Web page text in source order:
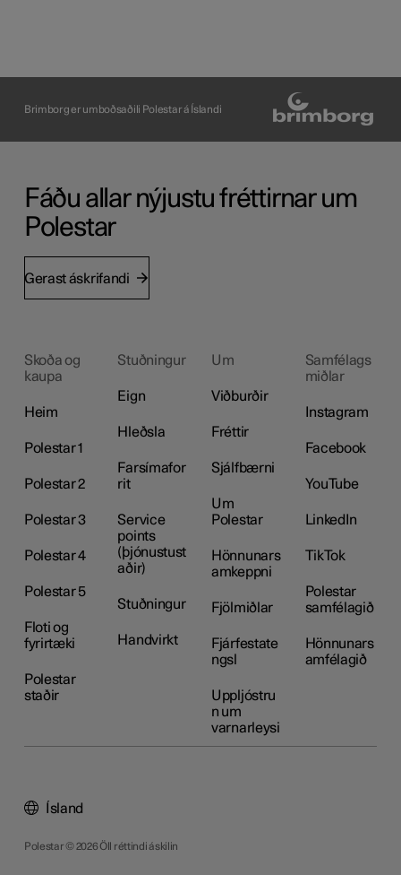
Brimborg er umboðsaðili Polestar á Íslandi
Fáðu allar nýjustu fréttirnar um
Polestar
Gerast áskrifandi
Skoða og
kaupa
Heim
Polestar 1
Polestar 2
Polestar 3
Polestar 4
Polestar 5
Floti og
fyrirtæki
Polestar
staðir
Stuðningur
Eign
Hleðsla
Farsímafor
rit
Service
points
(þjónustust
aðir)
Stuðningur
Handvirkt
Um
Viðburðir
Fréttir
Sjálfbærni
Um
Polestar
Hönnunars
amkeppni
Fjölmiðlar
Fjárfestate
ngsl
Uppljóstru
n um
varnarleysi
Samfélags
miðlar
Instagram
Facebook
YouTube
LinkedIn
TikTok
Polestar
samfélagið
Hönnunars
amfélagið
Polestar © 2026 Öll réttindi áskilin
Ísland